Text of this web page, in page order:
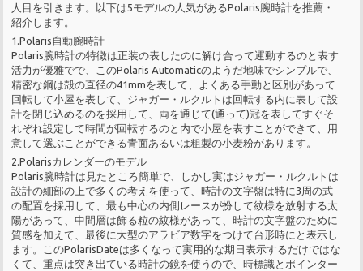
人目を引きます。以下は5モデルの人気があるPolaris腕時計を推薦・
紹介します。
1.Polaris自動腕時計
Polaris腕時計の特徴は正装の表したのに解け合って運動するのと表す
活力が優雅でで、このPolaris Automaticのようだ地味でシンプルで、
精密な鋼は殻の直径の41mmを表して、よくある手動と区別があって
回転して小屋を表して、ジャガー・ルクルトは回転する内に表して設
計を閉じ込めるのを採用して、両を通じて(通って)冠を表してすぐそ
れぞれ設定して時間が回転するのと内で小屋を表すことができて、用
意して選ぶことができる青面あるいは粗製の小麦粉があります。
2.Polarisカレンダーのモデル
Polaris腕時計は見たところ簡単で、しかし実はジャガー・ルクルトは
設計の細部の上で多くの考えを使って、時計の文字盤は特に3周の式
の配置を採用して、最も中心の内側レースが扮して紋様を放射する太
陽があって、中間層は飾る粒の紋様があって、時計の文字盤のために
質感を加えて、最後に大型のアラビア数字をつけて台形時にと表示し
ます。このPolarisDateは多くなって実用的な期日表示するだけではな
くて、重点は突き出ている時計の鏡を使うので、時標識とポインター